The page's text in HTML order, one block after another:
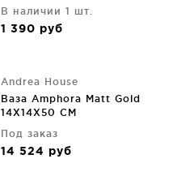
В наличии 1 шт.
1 390 руб
Andrea House
Ваза Amphora Matt Gold
14X14X50 CM
Под заказ
14 524 руб